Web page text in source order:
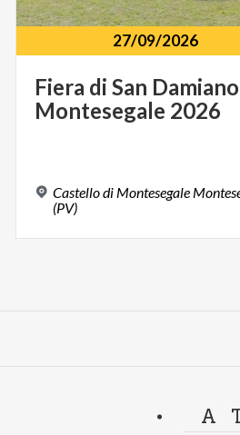
27/09/2026
Fiera di San Damiano
Montesegale 2026
Castello di Montesegale
(PV)